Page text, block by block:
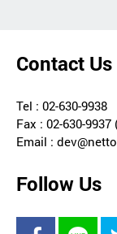
Contact Us
Tel : 02-630-9938
Fax : 02-630-
Email :
Follow Us